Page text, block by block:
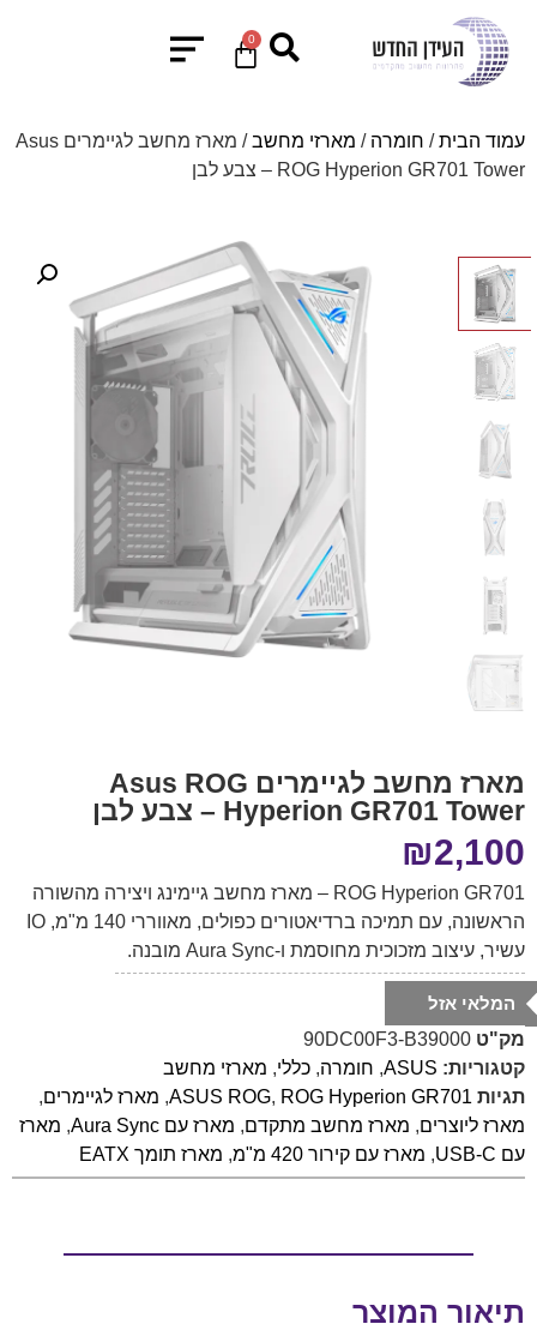
0
עמוד הבית/ חומרה / מארזי מחשב
/ מארז מחשב לגיימרים Asus
ROG Hyperion GR701 Tower – צבע לבן
מארז מחשב לגיימרים Asus ROG
Hyperion GR701 Tower – צבע לבן
₪2,100
ROG Hyperion GR701 – מארז מחשב גיימינג ויצירה מהשורה
הראשונה, עם תמיכה ברדיאטורים כפולים, מאווררי 140 מ"מ, IO
עשיר, עיצוב מזכוכית מחוסמת ו-Aura Sync מובנה.
המלאי אזל
מק"ט 90DC00F3-B39000
קטגוריות: ASUS
, חומרה, כללי, מארזי מחשב
תגיות
ASUS ROG, ROG Hyperion GR701
, מארז לגיימרים,
מארז ליוצרים, מארז מחשב מתקדם, מארז עם Aura Sync , מארז
עם USB-C
, מארז עם קירור 420 מ"מ , מארז תומך EATX
תיאור המוצר